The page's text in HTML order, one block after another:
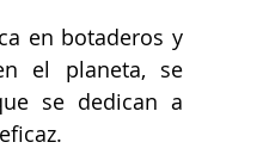
en botaderos y
el planeta, se
se dedican a